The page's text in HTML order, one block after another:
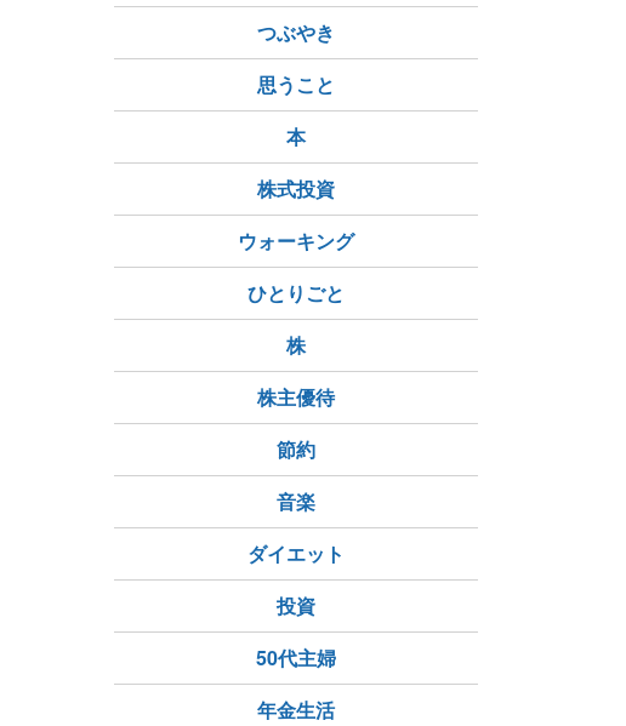
つぶやき
思うこと
本
株式投資
ウォーキング
ひとりごと
株
株主優待
節約
音楽
ダイエット
投資
50代主婦
年金生活